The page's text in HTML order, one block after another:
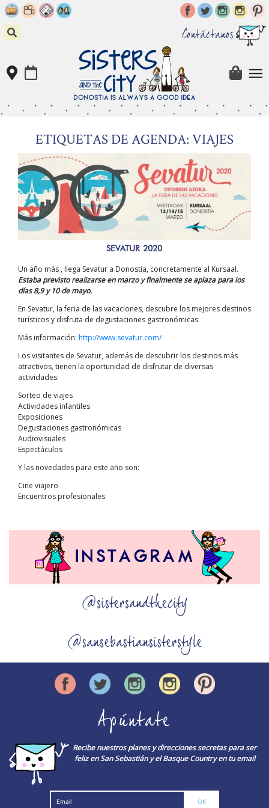
Skip
to
content
Contáctanos
ETIQUETAS DE AGENDA: VIAJES
SEVATUR 2020
Un año más , llega Sevatur a Donostia, concretamente al Kursaal.
Estaba previsto realizarse en marzo y finalmente se aplaza para los
días 8,9 y 10 de mayo.
En Sevatur, la feria de las vacaciones, descubre los mejores destinos
turísticos y disfruta de degustaciones gastronómicas.
Más información: http://www.sevatur.com/
Los visitantes de Sevatur, además de descubrir los destinos más
atractivos, tienen la oportunidad de disfrutar de diversas
actividades:
Sorteo de viajes
Actividades infantiles
Exposiciones
Degustaciones gastronómicas
Audiovisuales
Espectáculos
Y las novedades para este año son:
Cine viajero
Encuentros profesionales
@sistersandthecity
@sansebastiansisterstyle
Apúntate
Recibe nuestros planes y direcciones secretas para ser
feliz en San Sebastián y el Basque Country en tu email